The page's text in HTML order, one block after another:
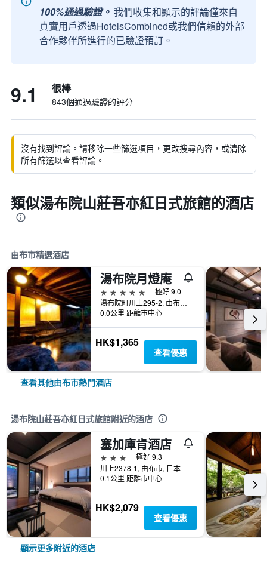
100%通過驗證。 我們收集和顯示的評論僅來自
真實用戶透過HotelsCombined或我們信賴的外部
合作夥伴所進行的已驗證預訂。
9.1 很棒
843個通過驗證的評分
沒有找到評論。請移除一些篩選項目，更改搜尋內容，或清除
所有篩選以查看評論。
類似湯布院山莊吾亦紅日式旅館的酒店
由布市精選酒店
湯布院月燈庵
5星級
極好 9.0
湯布院町川上295-2, 由布市, 日本
0.0公里 距離市中心
HK$1,365
查看優惠
查看其他由布市熱門酒店
湯布院山莊吾亦紅日式旅館附近的酒店
塞加庫肯酒店
3星級
極好 9.3
川上2378-1, 由布市, 日本
0.1公里 距離市中心
HK$2,079
查看優惠
顯示更多附近的酒店